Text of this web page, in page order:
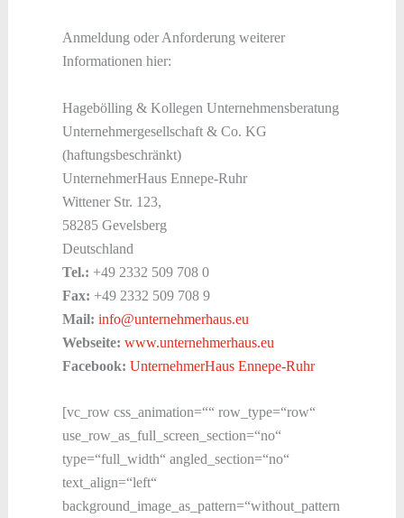
Anmeldung oder Anforderung weiterer
Informationen hier:
Hagebölling & Kollegen Unternehmensberatung
Unternehmergesellschaft & Co. KG
(haftungsbeschränkt)
UnternehmerHaus Ennepe-Ruhr
Wittener Str. 123,
58285 Gevelsberg
Deutschland
Tel.: +49 2332 509 708 0
Fax: +49 2332 509 708 9
Mail: info@unternehmerhaus.eu
Webseite: www.unternehmerhaus.eu
Facebook: UnternehmerHaus Ennepe-Ruhr
[vc_row css_animation=““ row_type=“row“
use_row_as_full_screen_section=“no“
type=“full_width“ angled_section=“no“
text_align=“left“
background_image_as_pattern=“without_pattern